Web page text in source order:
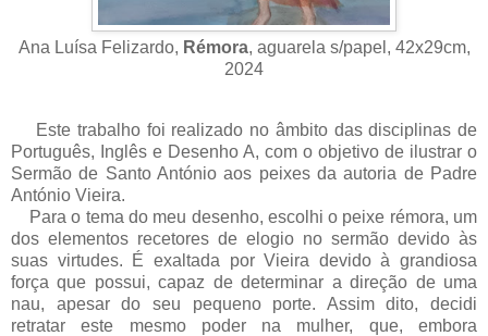
Ana Luísa Felizardo, Rémora, aguarela s/papel, 42x29cm,
2024
Este trabalho foi realizado no âmbito das disciplinas de
Português, Inglês e Desenho A, com o objetivo de ilustrar o
Sermão de Santo António aos peixes da autoria de Padre
António Vieira.
Para o tema do meu desenho, escolhi o peixe rémora, um
dos elementos recetores de elogio no sermão devido às
suas virtudes. É exaltada por Vieira devido à grandiosa
força que possui, capaz de determinar a direção de uma
nau, apesar do seu pequeno porte. Assim dito, decidi
retratar este mesmo poder na mulher, que, embora